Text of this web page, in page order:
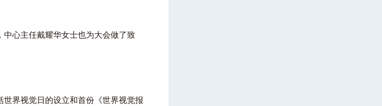
中心主任戴耀华女士也为大会做了致
界视觉日的设立和首份《世界视觉报